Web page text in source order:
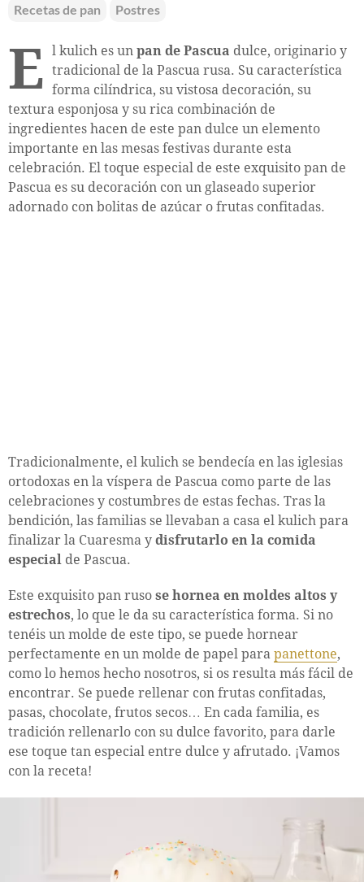
Recetas de pan Postres
E l kulich es un pan de Pascua dulce, originario y
tradicional de la Pascua rusa. Su característica
forma cilíndrica, su vistosa decoración, su
textura esponjosa y su rica combinación de
ingredientes hacen de este pan dulce un elemento
importante en las mesas festivas durante esta
celebración. El toque especial de este exquisito pan de
Pascua es su decoración con un glaseado superior
adornado con bolitas de azúcar o frutas confitadas.
Tradicionalmente, el kulich se bendecía en las iglesias
ortodoxas en la víspera de Pascua como parte de las
celebraciones y costumbres de estas fechas. Tras la
bendición, las familias se llevaban a casa el kulich para
finalizar la Cuaresma y disfrutarlo en la comida
especial de Pascua.
Este exquisito pan ruso se hornea en moldes altos y
estrechos, lo que le da su característica forma. Si no
tenéis un molde de este tipo, se puede hornear
perfectamente en un molde de papel para panettone,
como lo hemos hecho nosotros, si os resulta más fácil de
encontrar. Se puede rellenar con frutas confitadas,
pasas, chocolate, frutos secos… En cada familia, es
tradición rellenarlo con su dulce favorito, para darle
ese toque tan especial entre dulce y afrutado. ¡Vamos
con la receta!